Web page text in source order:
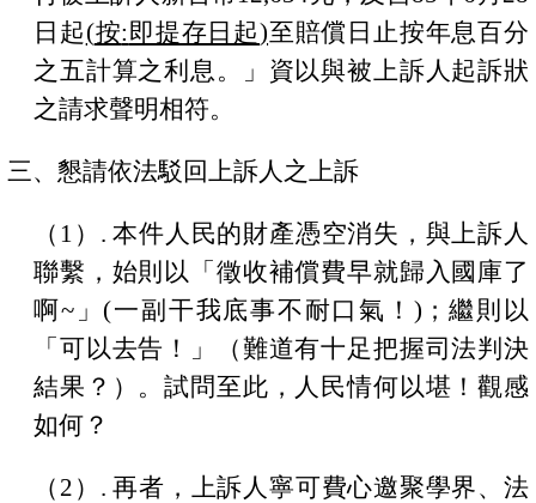
日 起(按:即提存日起)至賠償日止按年息百分
之五計算之利息。」資以與被上訴人起訴狀
之請求聲明相符。
三、懇請依法駁回上訴人之上訴
（ 1 ） .本件人民的財產憑空消失，與上訴人
聯繫，始則以「徵收補償費早就歸入國庫了
啊~」 (一副干我底事不耐口氣！ ) ；繼則以
「可以去告！」（難道有十足把握司法判決
結果？）。試問至此，人民情何以堪！觀感
如何？
（ 2 ） . 再者，上訴人寧可費心邀聚學界、法